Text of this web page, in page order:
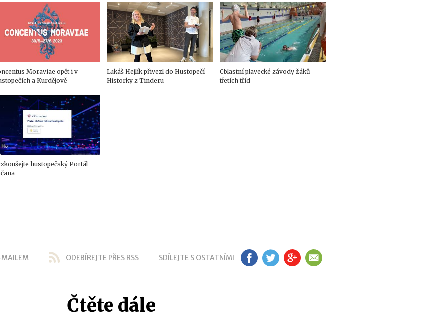
Moraviae opět i v
a Kurdějově
Lukáš Hejlík přivezl do Hustopečí
Historky z Tinderu
Oblastní plavecké závody žáků
třetích tříd
hustopečský Portál
ODEBÍREJTE PŘES RSS SDÍLEJTE S OSTATNÍMI FB TW GP EM
Čtěte dále